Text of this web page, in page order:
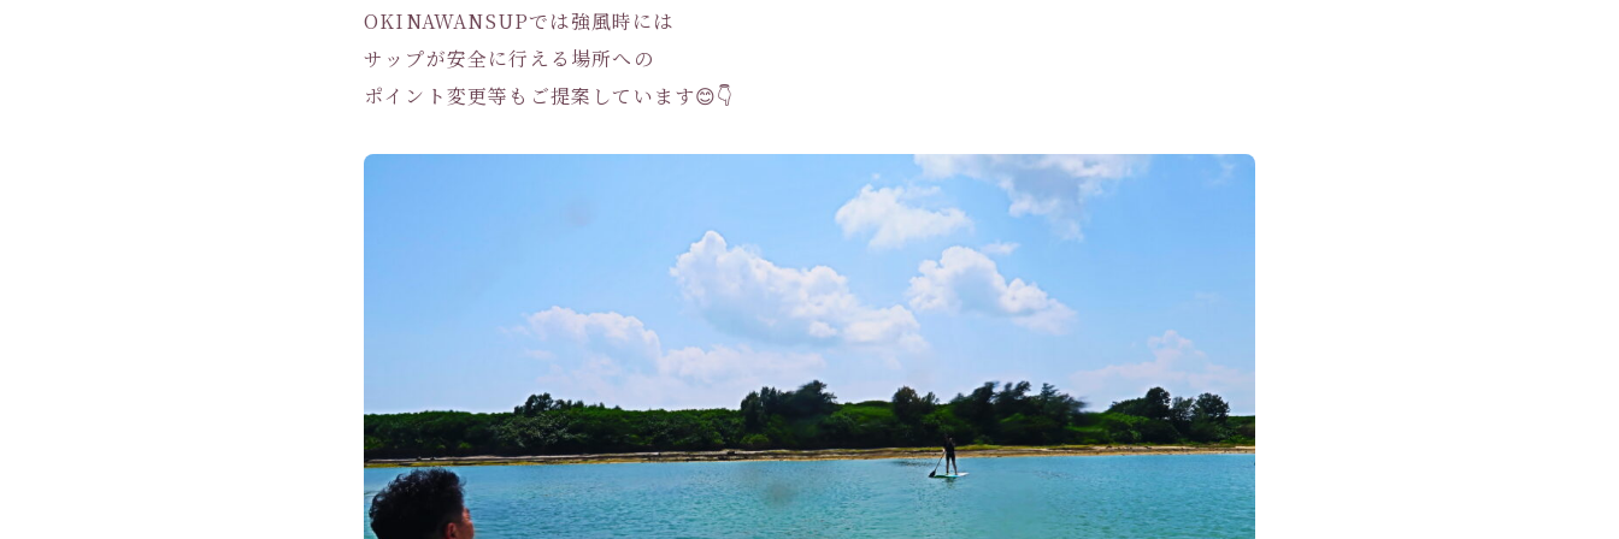
OKINAWANSUPでは強風時には
サップが安全に行える場所への
ポイント変更等もご提案しています😊👇